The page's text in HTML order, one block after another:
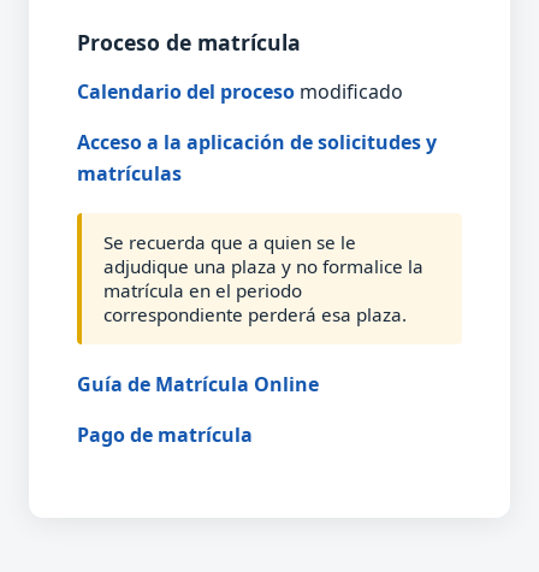
Proceso de matrícula
Calendario del proceso modificado
Acceso a la aplicación de solicitudes y
matrículas
Se recuerda que a quien se le
adjudique una plaza y no formalice la
matrícula en el periodo
correspondiente perderá esa plaza.
Guía de Matrícula Online
Pago de matrícula